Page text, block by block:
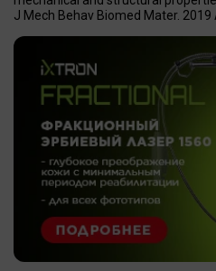
J Mech Behav Biomed Mater. 2019